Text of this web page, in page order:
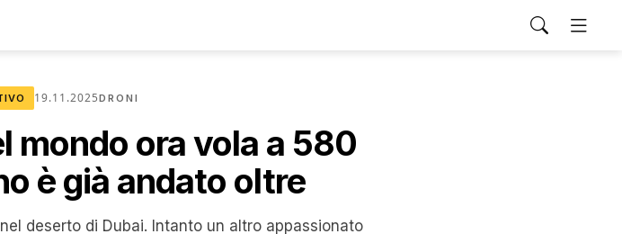
19.11.2025DRONI
mondo ora vola a 580
è già andato oltre
deserto di Dubai. Intanto un altro appassionato